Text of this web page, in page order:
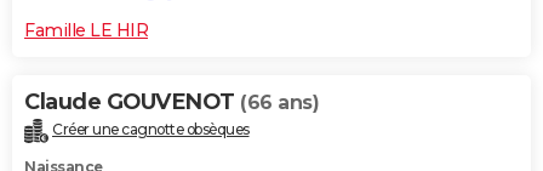
Famille LE HIR
Claude GOUVENOT (66 ans)
Créer une cagnotte obsèques
Naissance